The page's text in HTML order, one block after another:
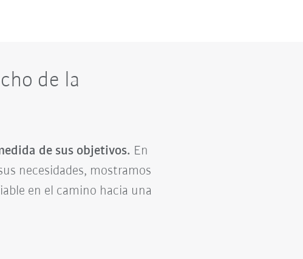
de la
de sus objetivos. En
necesidades, mostramos
en el camino hacia una